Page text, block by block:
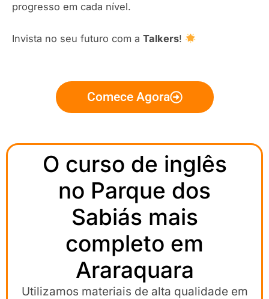
progresso em cada nível.
Invista no seu futuro com a Talkers!
Comece Agora
O curso de inglês
no Parque dos
Sabiás mais
completo em
Araraquara
Utilizamos materiais de alta qualidade em